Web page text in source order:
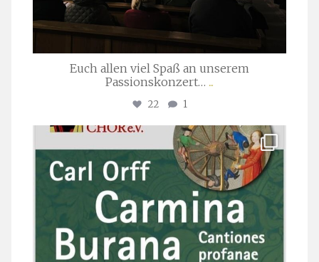
Euch allen viel Spaß an unserem
Passionskonzert… ...
22 1
stuttgarter_oratorienchor
Juli 22